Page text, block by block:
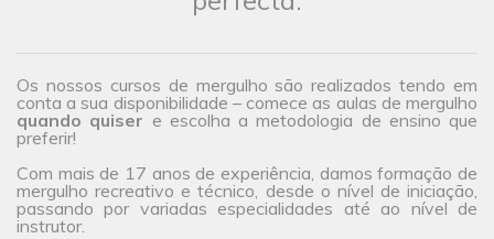
Os nossos cursos de mergulho são realizados tendo em
conta a sua disponibilidade – comece as aulas de mergulho
quando quiser e escolha a metodologia de ensino que
preferir!
Com mais de 17 anos de experiência, damos formação de
mergulho recreativo e técnico, desde o nível de iniciação,
passando por variadas especialidades até ao nível de
instrutor.